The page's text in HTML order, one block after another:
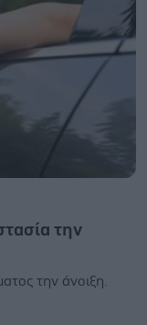
την
την άνοιξη.